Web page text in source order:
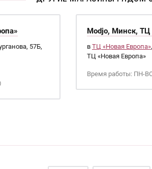
57Б,
Modjo, Минск, ТЦ
в ТЦ «Новая Европа»
ТЦ «Новая Европа»
Время работы: ПН-